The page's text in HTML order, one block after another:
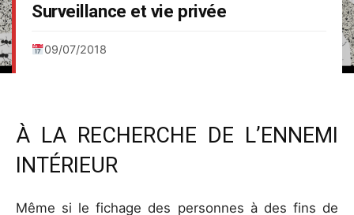
Surveillance et vie privée
09/07/2018
À LA RECHERCHE DE L’ENNEMI
INTÉRIEUR
Même si le fichage des personnes à des fins de